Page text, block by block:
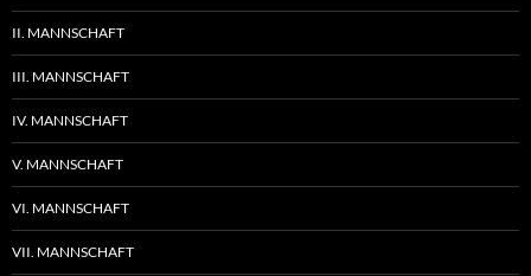
II. MANNSCHAFT
III. MANNSCHAFT
IV. MANNSCHAFT
V. MANNSCHAFT
VI. MANNSCHAFT
VII. MANNSCHAFT